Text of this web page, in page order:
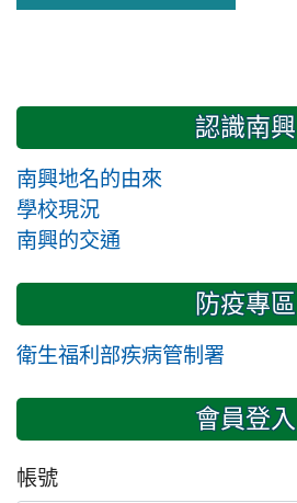
認識南興
南興地名的由來
學校現況
南興的交通
防疫專區
衛生福利部疾病管制署
會員登入
帳號